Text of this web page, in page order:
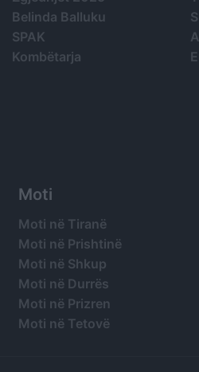
Belinda Balluku
SPAK
Kombëtarja
Moti
Moti në Tiranë
Moti në Prishtinë
Moti në Shkup
Moti në Durrës
Moti në Prizren
Moti në Tetovë